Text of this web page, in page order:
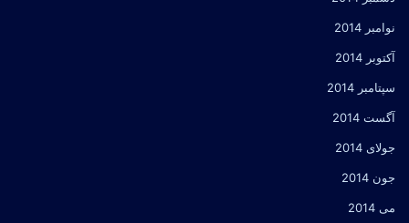
نوامبر 2014
آکتوبر 2014
سپتامبر 2014
آگست 2014
جولای 2014
جون 2014
می 2014